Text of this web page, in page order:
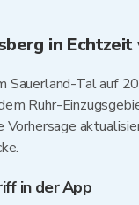
in
Sauerland-Tal auf
Ruhr-
Vorhersage
in der App